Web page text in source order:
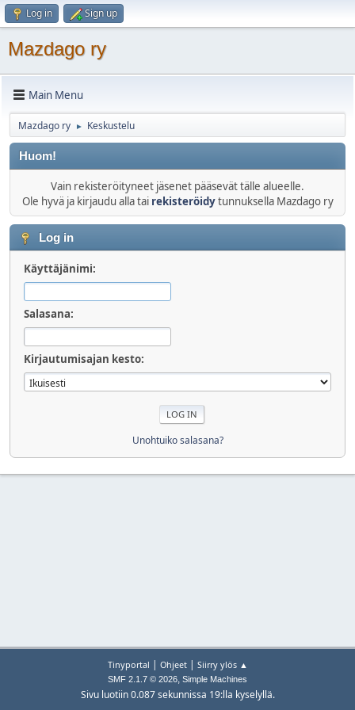
Log in Sign up
Mazdago ry
Main Menu
Mazdago ry ► Keskustelu
Huom!
Vain rekisteröityneet jäsenet pääsevät tälle alueelle.
Ole hyvä ja kirjaudu alla tai rekisteröidytunnuksella Mazdago ry
Log in
Käyttäjänimi:
Salasana:
Kirjautumisajan kesto:
Unohtuiko salasana?
Tinyportal | Ohjeet| Siirry ylös ▲
SMF 2.1.7 © 2026, Simple Machines
Sivu luotiin 0.087 sekunnissa 19:lla kyselyllä.